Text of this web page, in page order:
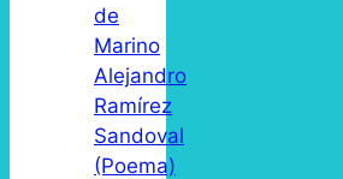
de
Marino
Alejandro
Ramírez
Sandoval
(Poema)